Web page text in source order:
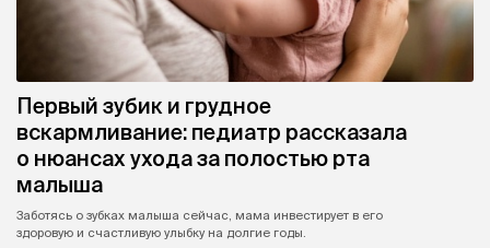
Первый зубик и грудное
вскармливание: педиатр рассказала
о нюансах ухода за полостью рта
малыша
Заботясь о зубках малыша сейчас, мама инвестирует в его
здоровую и счастливую улыбку на долгие годы.